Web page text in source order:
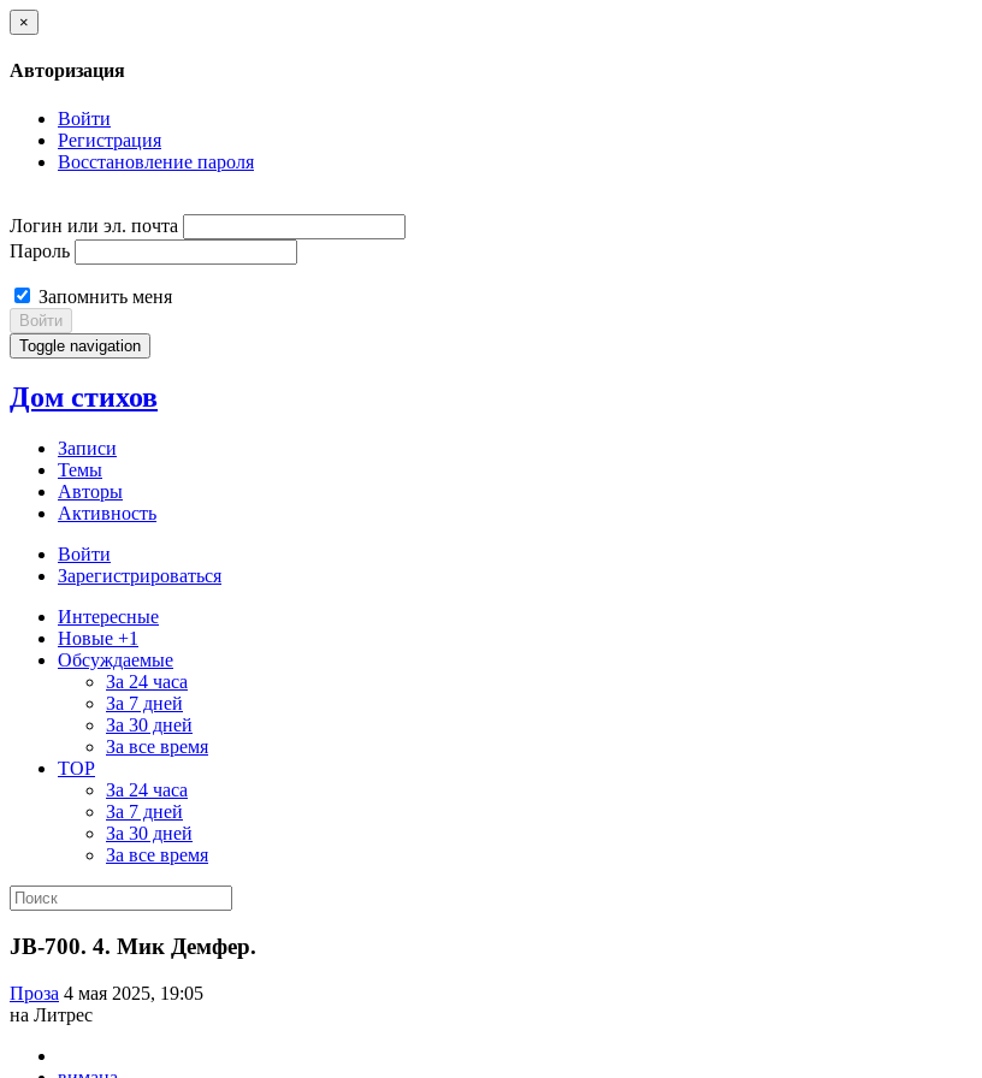
×
Авторизация
Войти
Регистрация
Восстановление пароля
Логин или эл. почта
Пароль
Запомнить меня
Войти
Toggle navigation
Дом стихов
Записи
Темы
Авторы
Активность
Войти
Зарегистрироваться
Интересные
Новые +1
Обсуждаемые
За 24 часа
За 7 дней
За 30 дней
За все время
TOP
За 24 часа
За 7 дней
За 30 дней
За все время
JB-700. 4. Мик Демфер.
Проза 4 мая 2025, 19:05
на Литрес